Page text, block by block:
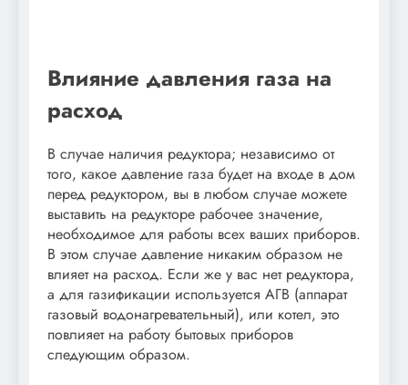
Влияние давления газа на
расход
В случае наличия редуктора; независимо от
того, какое давление газа будет на входе в дом
перед редуктором, вы в любом случае можете
выставить на редукторе рабочее значение,
необходимое для работы всех ваших приборов.
В этом случае давление никаким образом не
влияет на расход. Если же у вас нет редуктора,
а для газификации используется АГВ (аппарат
газовый водонагревательный), или котел, это
повлияет на работу бытовых приборов
следующим образом.